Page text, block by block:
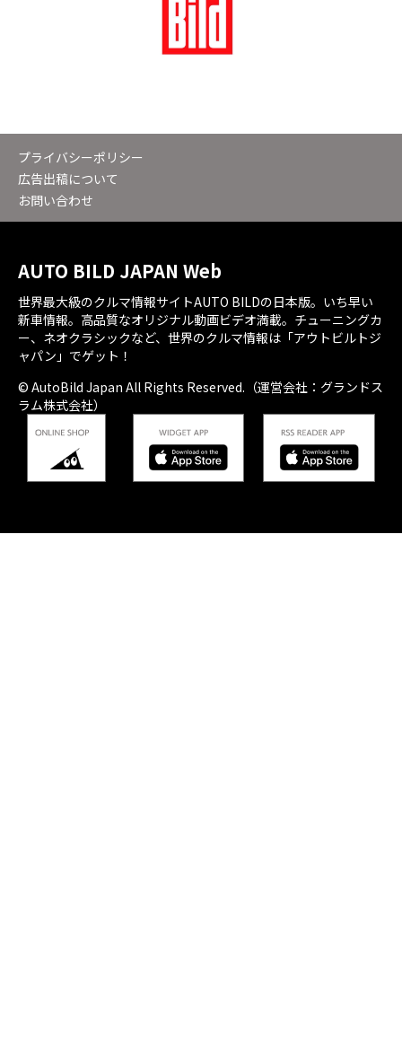
プライバシーポリシー
広告出稿について
お問い合わせ
AUTO BILD JAPAN Web
世界最大級のクルマ情報サイトAUTO BILDの日本版。いち早い
新車情報。高品質なオリジナル動画ビデオ満載。チューニングカ
ー、ネオクラシックなど、世界のクルマ情報は「アウトビルトジ
ャパン」でゲット！
© AutoBild Japan All Rights Reserved.（運営会社：グランドス
ラム株式会社）